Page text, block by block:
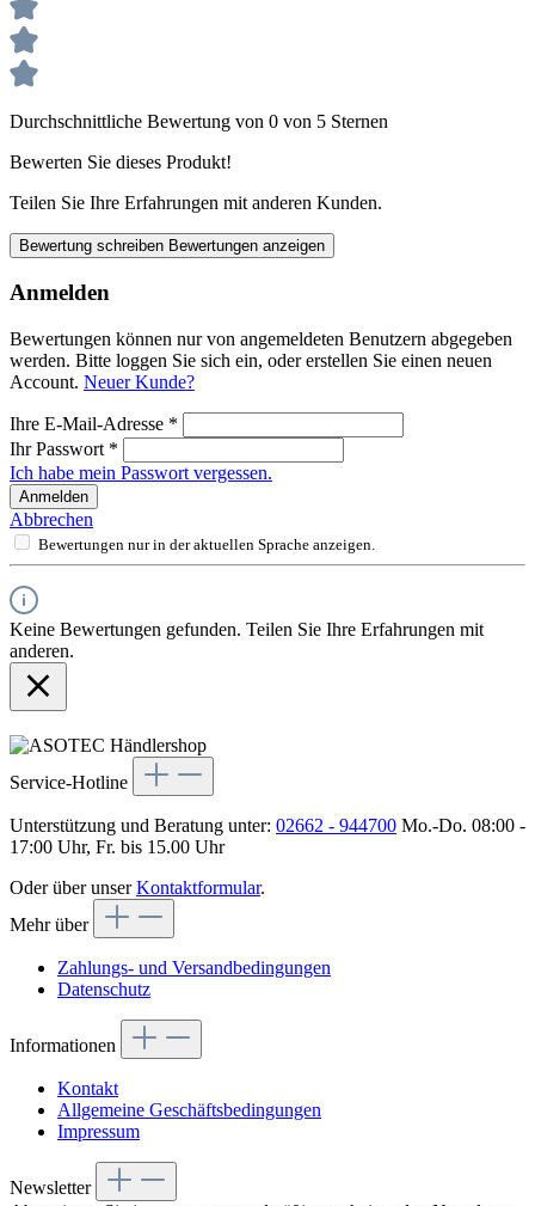
Durchschnittliche Bewertung von 0 von 5 Sternen
Bewerten Sie dieses Produkt!
Teilen Sie Ihre Erfahrungen mit anderen Kunden.
Bewertung schreiben Bewertungen anzeigen
Anmelden
Bewertungen können nur von angemeldeten Benutzern abgegeben
werden. Bitte loggen Sie sich ein, oder erstellen Sie einen neuen
Account. Neuer Kunde?
Ihre E-Mail-Adresse *
Ihr Passwort *
Ich habe mein Passwort vergessen.
Anmelden
Abbrechen
Bewertungen nur in der aktuellen Sprache anzeigen.
Keine Bewertungen gefunden. Teilen Sie Ihre Erfahrungen mit
anderen.
Service-Hotline
Unterstützung und Beratung unter: 02662 - 944700 Mo.-Do. 08:00 -
17:00 Uhr, Fr. bis 15.00 Uhr
Oder über unserKontaktformular.
Mehr über
Zahlungs- und Versandbedingungen
Datenschutz
Informationen
Kontakt
Allgemeine Geschäftsbedingungen
Impressum
Newsletter